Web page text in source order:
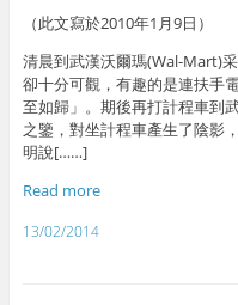
（此文寫於2010年1月9日）
清晨到武漢沃爾瑪(Wal-Mart)
卻十分可觀，有趣的是連扶手
至如歸」。期後再打計程車到
之鑒，對坐計程車產生了陰影
明說[……]
Read more
13/02/2014